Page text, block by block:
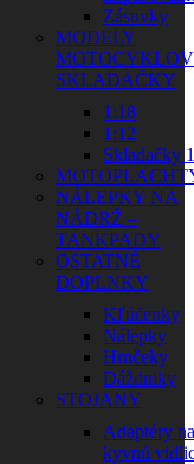
Zásuvky
MODELY
SKLADAČKY
1:18
1:12
Skladačky
NÁLEPKY NA
NÁDRŽ –
TANKPADY
OSTATNÉ
DOPLNKY
Kľúčenky
Nálepky
Hrnčeky
Dáždniky
STOJANY
Adaptéry na
kyvnú